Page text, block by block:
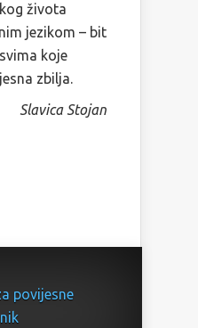
života
jezikom – bit
koje
zbilja.
Slavica Stojan
povijesne